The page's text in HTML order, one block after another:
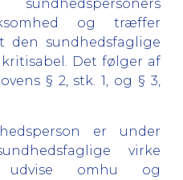
og træffer
den sundhedsfaglige
Det følger af
§ 2, stk. 1, og § 3,
er under
virke
omhu og